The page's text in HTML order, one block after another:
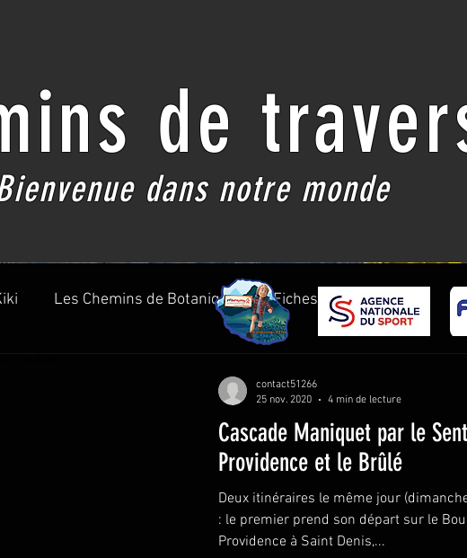
Les Chemins de Botanique Fiches de randonnée
Cascade Maniquet par le
Providence et le Brûlé
Deux itinéraires le même jour
: le premier prend son départ sur le
Providence à Saint Denis,...
contact51266
25 nov. 2020
4 min de lecture
de
dans notre monde